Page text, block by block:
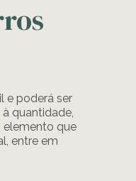
e poderá ser
quantidade,
elemento que
entre em